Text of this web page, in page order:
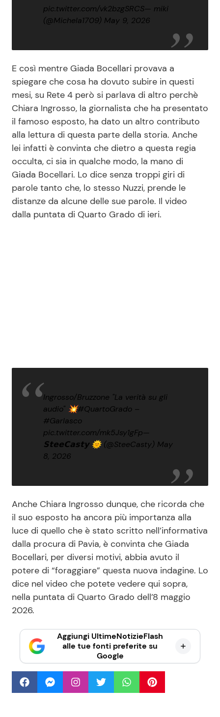
pic.twitter.com/vk2bzgSRCS— miki
(@Michela1709) May 9, 2026
E così mentre Giada Bocellari provava a
spiegare che cosa ha dovuto subire in questi
mesi, su Rete 4 però si parlava di altro perchè
Chiara Ingrosso, la giornalista che ha presentato
il famoso esposto, ha dato un altro contributo
alla lettura di questa parte della storia. Anche
lei infatti è convinta che dietro a questa regia
occulta, ci sia in qualche modo, la mano di
Giada Bocellari. Lo dice senza troppi giri di
parole tanto che, lo stesso Nuzzi, prende le
distanze da alcune delle sue parole. Il video
dalla puntata di Quarto Grado di ieri.
Ingrosso/Bruzzone "La verità su gli
audio" 💥#QuartoGrado –
#Garlasco
pic.twitter.com/mk5Jsy1gFp—
𝗦𝘁𝗲𝗲𝗖𝗮𝘀𝘁𝘆 🌞 (@SteeCasty) May
8, 2026
Anche Chiara Ingrosso dunque, che ricorda che
il suo esposto ha ancora più importanza alla
luce di quello che è stato scritto nell’informativa
dalla procura di Pavia, è convinta che Giada
Bocellari, per diversi motivi, abbia avuto il
potere di “foraggiare” questa nuova indagine. Lo
dice nel video che potete vedere qui sopra,
nella puntata di Quarto Grado dell’8 maggio
2026.
Aggiungi UltimeNotizieFlash
alle tue fonti preferite su
Google